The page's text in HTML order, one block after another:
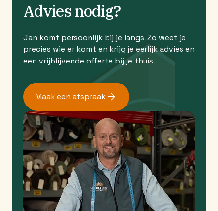
Advies nodig?
Jan komt persoonlijk bij je langs. Zo weet je
precies wie er komt en krijg je eerlijk advies en
een vrijblijvende offerte bij je thuis.
Maak een afspraak